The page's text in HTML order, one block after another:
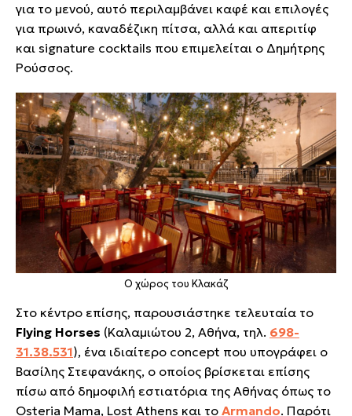
για το μενού, αυτό περιλαμβάνει καφέ και επιλογές
για πρωινό, καναδέζικη πίτσα, αλλά και απεριτίφ
και signature cocktails που επιμελείται ο Δημήτρης
Ρούσσος.
Ο χώρος του Κλακάζ
Στο κέντρο επίσης, παρουσιάστηκε τελευταία το
Flying Horses (Καλαμιώτου 2, Αθήνα, τηλ. 698-
31.38.531), ένα ιδιαίτερο concept που υπογράφει ο
Βασίλης Στεφανάκης, ο οποίος βρίσκεται επίσης
πίσω από δημοφιλή εστιατόρια της Αθήνας όπως το
Osteria Mama, Lost Athens και το Armando. Παρότι